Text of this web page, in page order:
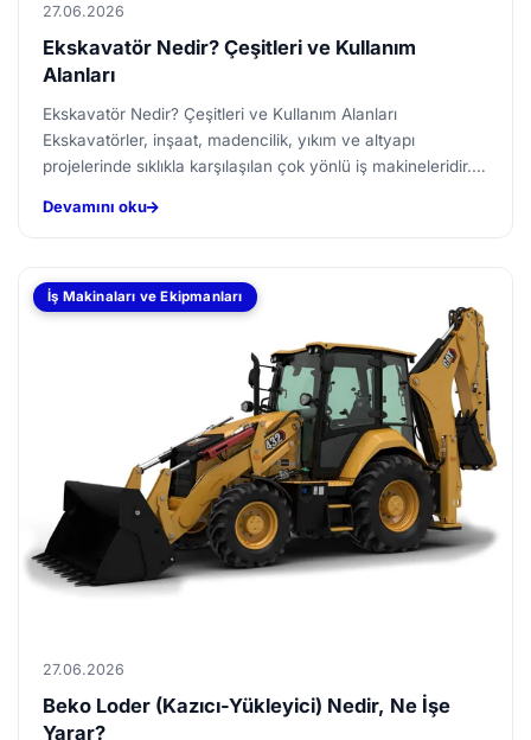
27.06.2026
Ekskavatör Nedir? Çeşitleri ve Kullanım
Alanları
Ekskavatör Nedir? Çeşitleri ve Kullanım Alanları
Ekskavatörler, inşaat, madencilik, yıkım ve altyapı
projelerinde sıklıkla karşılaşılan çok yönlü iş makineleridir.
Devamını oku
İş Makinaları ve Ekipmanları
27.06.2026
Beko Loder (Kazıcı-Yükleyici) Nedir, Ne İşe
Yarar?